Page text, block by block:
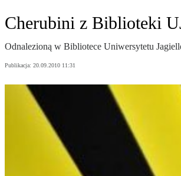
Cherubini z Biblioteki
Odnalezioną w Bibliotece Uniwersytetu
Publikacja: 20.09.2010 11:31